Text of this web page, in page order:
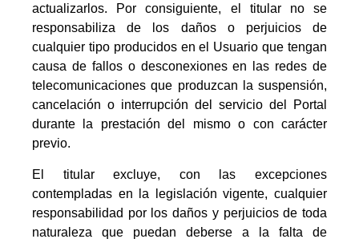
actualizarlos. Por consiguiente, el titular no se
responsabiliza de los daños o perjuicios de
cualquier tipo producidos en el Usuario que tengan
causa de fallos o desconexiones en las redes de
telecomunicaciones que produzcan la suspensión,
cancelación o interrupción del servicio del Portal
durante la prestación del mismo o con carácter
previo.
El titular excluye, con las excepciones
contempladas en la legislación vigente, cualquier
responsabilidad por los daños y perjuicios de toda
naturaleza que puedan deberse a la falta de